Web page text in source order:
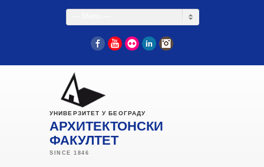
FacebookYouTube
Flickr LinkedIn
УНИВЕРЗИТЕТ У БЕОГРАДУ
АРХИТЕКТОНСКИ
ФАКУЛТЕТ